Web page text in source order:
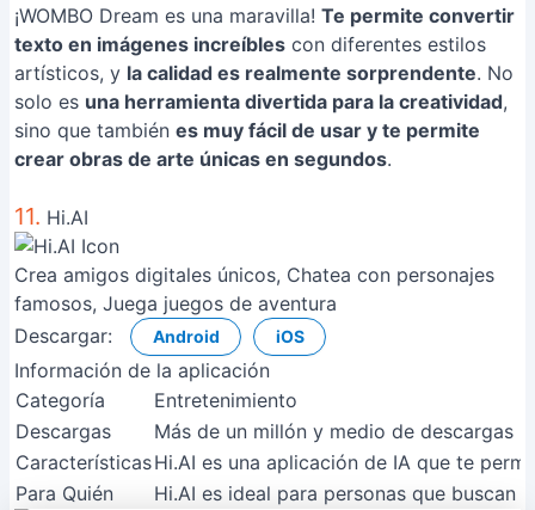
¡WOMBO Dream es una maravilla! Te permite convertir
texto en imágenes increíbles con diferentes estilos
artísticos, y la calidad es realmente sorprendente. No
solo es una herramienta divertida para la creatividad,
sino que también es muy fácil de usar y te permite
crear obras de arte únicas en segundos.
11. Hi.AI
Crea amigos digitales únicos, Chatea con personajes
famosos, Juega juegos de aventura
Descargar:
Android iOS
Información de la aplicación
Categoría
Entretenimiento
Descargas
Más de un millón y medio de descargas
CaracterísticasHi.AI es una aplicación de IA que te
Para Quién
Hi.AI es ideal para personas que buscan